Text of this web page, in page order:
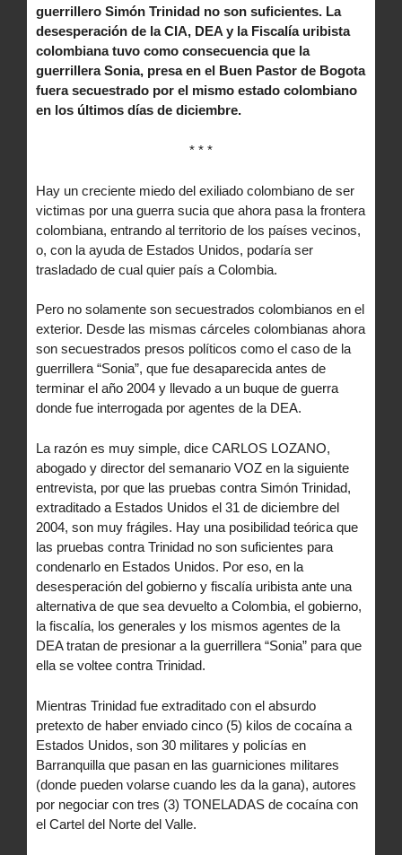
guerrillero Simón Trinidad no son suficientes. La
desesperación de la CIA, DEA y la Fiscalía uribista
colombiana tuvo como consecuencia que la
guerrillera Sonia, presa en el Buen Pastor de Bogota
fuera secuestrado por el mismo estado colombiano
en los últimos días de diciembre.
* * *
Hay un creciente miedo del exiliado colombiano de ser
victimas por una guerra sucia que ahora pasa la frontera
colombiana, entrando al territorio de los países vecinos,
o, con la ayuda de Estados Unidos, podaría ser
trasladado de cual quier país a Colombia.
Pero no solamente son secuestrados colombianos en el
exterior. Desde las mismas cárceles colombianas ahora
son secuestrados presos políticos como el caso de la
guerrillera “Sonia”, que fue desaparecida antes de
terminar el año 2004 y llevado a un buque de guerra
donde fue interrogada por agentes de la DEA.
La razón es muy simple, dice CARLOS LOZANO,
abogado y director del semanario VOZ en la siguiente
entrevista, por que las pruebas contra Simón Trinidad,
extraditado a Estados Unidos el 31 de diciembre del
2004, son muy frágiles. Hay una posibilidad teórica que
las pruebas contra Trinidad no son suficientes para
condenarlo en Estados Unidos. Por eso, en la
desesperación del gobierno y fiscalía uribista ante una
alternativa de que sea devuelto a Colombia, el gobierno,
la fiscalía, los generales y los mismos agentes de la
DEA tratan de presionar a la guerrillera “Sonia” para que
ella se voltee contra Trinidad.
Mientras Trinidad fue extraditado con el absurdo
pretexto de haber enviado cinco (5) kilos de cocaína a
Estados Unidos, son 30 militares y policías en
Barranquilla que pasan en las guarniciones militares
(donde pueden volarse cuando les da la gana), autores
por negociar con tres (3) TONELADAS de cocaína con
el Cartel del Norte del Valle.